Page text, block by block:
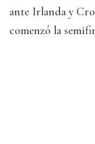
ante Irlanda y
comenzó la